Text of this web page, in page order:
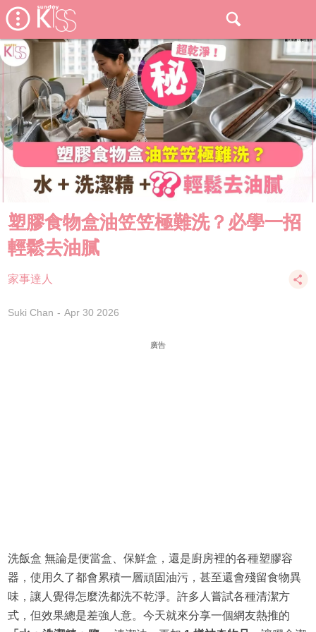
塑膠食物盒油笠笠極難洗？必學一招
輕鬆去油膩
家事達人
Suki Chan Apr 30 2026
廣告
洗飯盒 無論是便當盒、保鮮盒，還是廚房裡的各種塑膠容
器，使用久了都會累積一層頑固油污，甚至還會殘留食物異
味，讓人覺得怎麼洗都洗不乾淨。許多人嘗試各種清潔方
式，但效果總是差強人意。今天就來分享一個網友熱推的